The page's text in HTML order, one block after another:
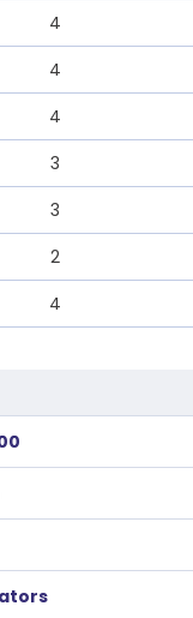
4
4
4
3
3
2
4